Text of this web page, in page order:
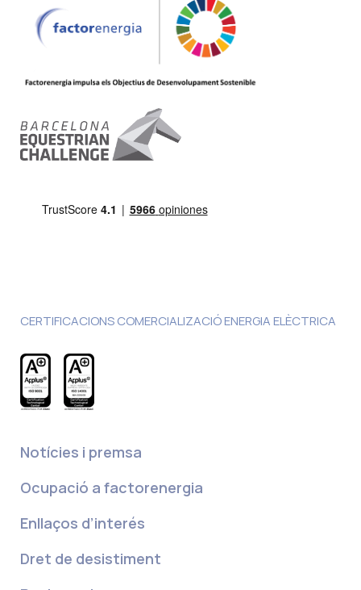
CERTIFICACIONS COMERCIALIZACIÓ ENERGIA ELÈCTRICA
Notícies i premsa
Ocupació a factorenergia
Enllaços d’interés
Dret de desistiment